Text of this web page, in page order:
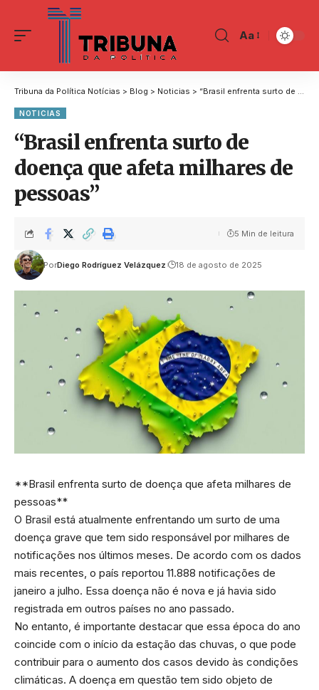
Aa
Tribuna da Política Notícias > Blog > Noticias > “Brasil enfrenta surto de doença que afeta milhares de pessoas”
NOTICIAS
“Brasil enfrenta surto de
doença que afeta milhares de
pessoas”
PorDiego Rodríguez Velázquez 18 de agosto de 2025
5 Min de leitura
**Brasil enfrenta surto de doença que afeta milhares de
pessoas**
O Brasil está atualmente enfrentando um surto de uma
doença grave que tem sido responsável por milhares de
notificações nos últimos meses. De acordo com os dados
mais recentes, o país reportou 11.888 notificações de
janeiro a julho. Essa doença não é nova e já havia sido
registrada em outros países no ano passado.
No entanto, é importante destacar que essa época do ano
coincide com o início da estação das chuvas, o que pode
contribuir para o aumento dos casos devido às condições
climáticas. A doença em questão tem sido objeto de